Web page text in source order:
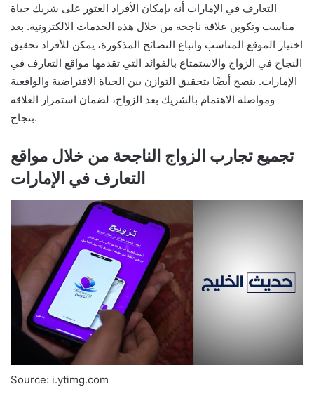
التعارف في الإمارات أنه بإمكان الأفراد العثور على شريك حياة
مناسب وتكوين علاقة ناجحة من خلال هذه الخدمات الالكترونية. بعد
اختيار الموقع المناسب واتباع النصائح المذكورة، يمكن للأفراد تحقيق
النجاح في الزواج والاستمتاع بالفوائد التي تقدمها مواقع التعارف في
الإمارات. ينصح أيضًا بتحقيق التوازن بين الحياة الافتراضية والواقعية
ومواصلة الاهتمام بالشريك بعد الزواج، لضمان استمرار العلاقة
بنجاح.
تجميع تجارب الزواج الناجحة من خلال مواقع
التعارف في الإمارات
Source: i.ytimg.com